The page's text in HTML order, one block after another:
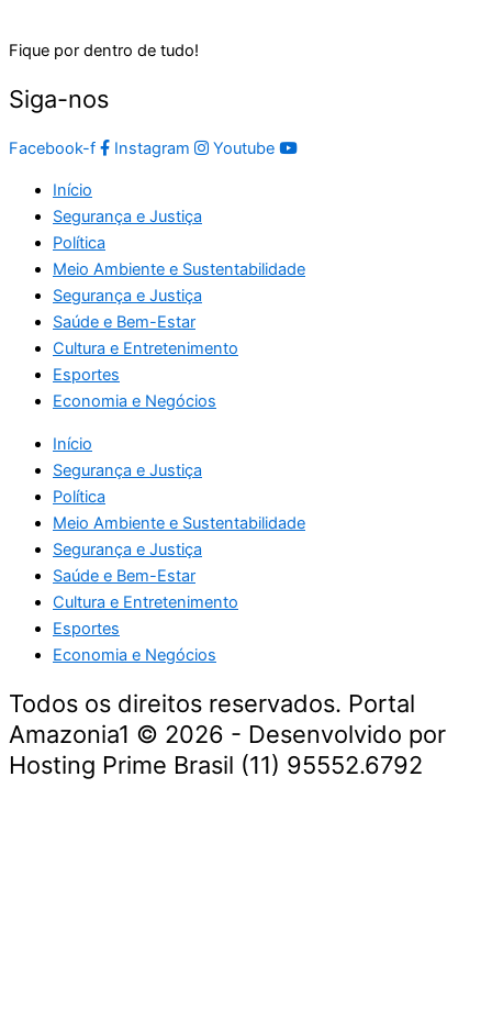
Fique por dentro de tudo!
Siga-nos
Facebook-f Instagram Youtube
Início
Segurança e Justiça
Política
Meio Ambiente e Sustentabilidade
Segurança e Justiça
Saúde e Bem-Estar
Cultura e Entretenimento
Esportes
Economia e Negócios
Início
Segurança e Justiça
Política
Meio Ambiente e Sustentabilidade
Segurança e Justiça
Saúde e Bem-Estar
Cultura e Entretenimento
Esportes
Economia e Negócios
Todos os direitos reservados. Portal
Amazonia1 © 2026 - Desenvolvido por
Hosting Prime Brasil (11) 95552.6792